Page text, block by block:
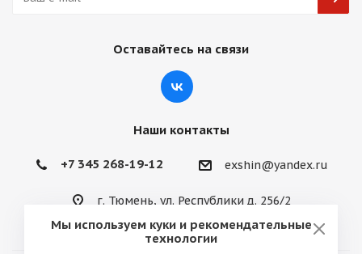
Оставайтесь на связи
Наши контакты
+7 345 268-19-12 exshin@yandex.ru
г. Тюмень, ул. Республики д. 256/2
Мы используем куки и рекомендательные
технологии